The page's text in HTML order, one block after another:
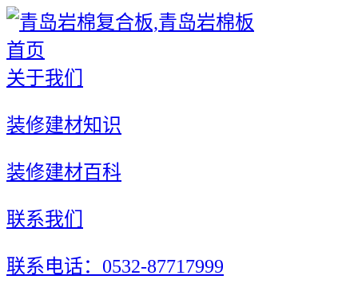
首页
关于我们
装修建材知识
装修建材百科
联系我们
联系电话：0532-87717999